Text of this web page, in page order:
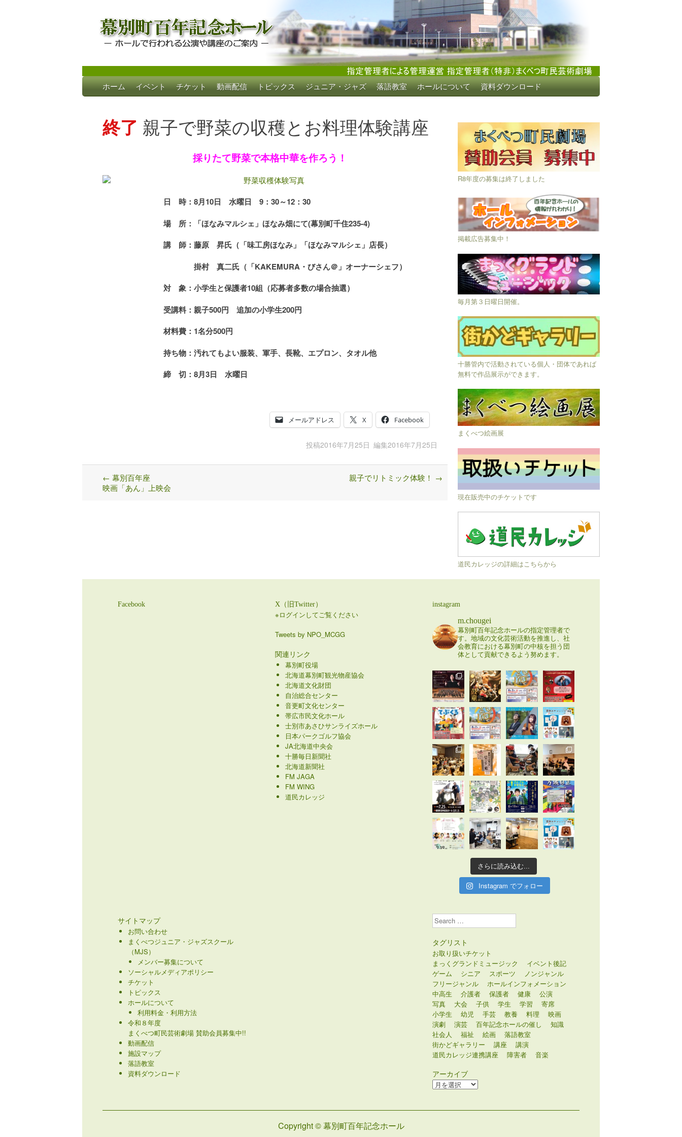
幕別町百年記念ホール
ホールで行われる公演や講座のご案内
Skip
to
ホーム イベント チケット 動画配信 トピックス ジュニア・ジャズ 落語教室 ホールについて 資料ダウンロード
終了 親子で野菜の収穫とお料理体験講座
採りたて野菜で本格中華を作ろう！
日 時：8月10日 水曜日 9：30～12：30
場 所：「ほなみマルシェ」ほなみ畑にて(幕別町千住235-4)
講 師：藤原 昇氏（「味工房ほなみ」「ほなみマルシェ」店長）
掛村 真二氏（「KAKEMURA・びさん＠」オーナーシェフ）
対 象：小学生と保護者10組（応募者多数の場合抽選）
受講料：親子500円 追加の小学生200円
材料費：1名分500円
持ち物：汚れてもよい服装、軍手、長靴、エプロン、タオル他
締 切：8月3日 水曜日
メールアドレス X Facebook
投稿2016年7月25日 編集2016年7月25日
Post
navigation
← 幕別百年座
映画「あん」上映会
親子でリトミック体験！ →
R8年度の募集は終了しました
掲載広告募集中！
毎月第３日曜日開催。
十勝管内で活動されている個人・団体であれば
無料で作品展示ができます。
まくべつ絵画展
現在販売中のチケットです
道民カレッジの詳細はこちらから
Facebook
サイトマップ
お問い合わせ
まくべつジュニア・ジャズスクール
（MJS）
メンバー募集について
ソーシャルメディアポリシー
チケット
トピックス
ホールについて
利用料金・利用方法
令和８年度
まくべつ町民芸術劇場 賛助会員募集中!!
動画配信
施設マップ
落語教室
資料ダウンロード
X（旧Twitter）
※ログインしてご覧ください
Tweets by NPO_MCGG
関連リンク
幕別町役場
北海道幕別町観光物産協会
北海道文化財団
自治総合センター
音更町文化センター
帯広市民文化ホール
士別市あさひサンライズホール
日本パークゴルフ協会
JA北海道中央会
十勝毎日新聞社
北海道新聞社
FM JAGA
FM WING
道民カレッジ
instagram
m.chougei
幕別町百年記念ホールの指定管理者で
す。地域の文化芸術活動を推進し、社
会教育における幕別町の中核を担う団
体として貢献できるよう努めます。
さらに読み込む...
Instagram でフォロー
Search
タグリスト
お取り扱いチケット
まっくグランドミュージック
イベント後記
ゲーム
シニア スポーツ
ノンジャンル
フリージャンル
ホールインフォメーション
中高生
介護者 保護者 健康
公演
写真
大会 子供 学生 学習
寄席
小学生
幼児 手芸 教養 料理
映画
演劇
演芸 百年記念ホールの催し
知識
社会人
福祉 絵画
落語教室
街かどギャラリー
講座
講演
道民カレッジ連携講座
障害者 音楽
アーカイブ
ア
Copyright © 幕別町百年記念ホール